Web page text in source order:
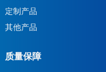
定制产品
其他产品
质量保障